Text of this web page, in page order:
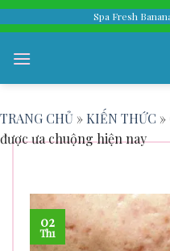
Skip
to
content
Spa Fresh
TRANG CHỦ » KIẾN THỨC »
được ưa chuộng hiện nay
Các phương
02
Th1